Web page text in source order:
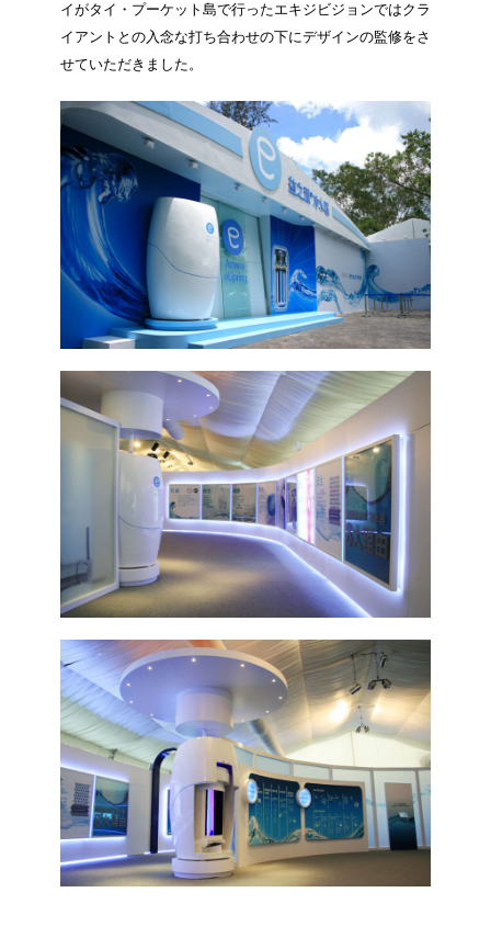
イがタイ・プーケット島で行ったエキジビジョンではクラ
イアントとの入念な打ち合わせの下にデザインの監修をさ
せていただきました。